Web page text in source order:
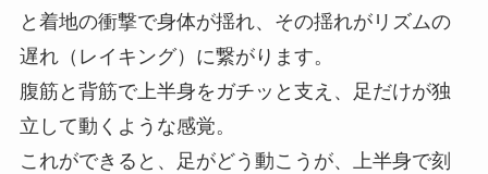
と着地の衝撃で身体が揺れ、その揺れがリズムの
遅れ（レイキング）に繋がります。
腹筋と背筋で上半身をガチッと支え、足だけが独
立して動くような感覚。
これができると、足がどう動こうが、上半身で刻